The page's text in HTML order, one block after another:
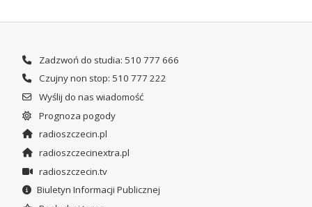
Zadzwoń do studia: 510 777 666
Czujny non stop: 510 777 222
Wyślij do nas wiadomość
Prognoza pogody
radioszczecin.pl
radioszczecinextra.pl
radioszczecin.tv
Biuletyn Informacji Publicznej